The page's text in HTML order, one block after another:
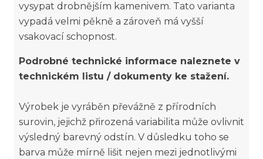
vysypat drobnějším kamenivem. Tato varianta
vypadá velmi pěkně a zároveň má vyšší
vsakovací schopnost.
Podrobné technické informace naleznete v
technickém listu / dokumenty ke stažení.
Výrobek je vyráběn převážně z přírodních
surovin, jejichž přirozená variabilita může ovlivnit
výsledný barevný odstín. V důsledku toho se
barva může mírně lišit nejen mezi jednotlivými